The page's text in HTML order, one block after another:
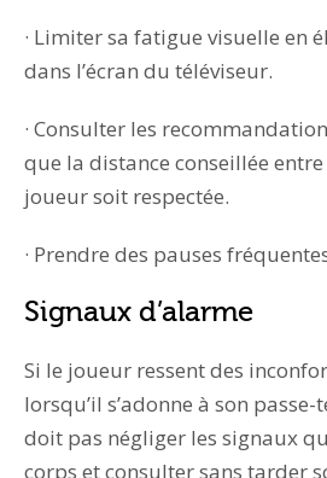
· Limiter sa fatigue visuelle en
dans l’écran du téléviseur.
· Consulter les
que la distance conseillée
joueur soit respectée.
· Prendre des pauses
Signaux d’alarme
Si le joueur ressent des
lorsqu’il s’adonne à son
doit pas négliger les signaux
corps et consulter sans tarder